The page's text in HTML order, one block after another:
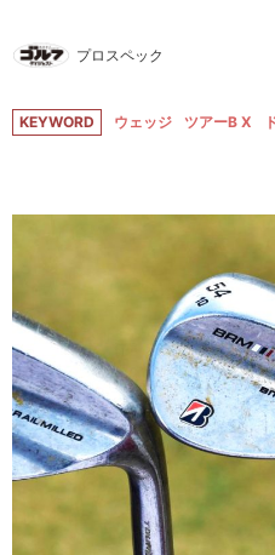
プロスペック
KEYWORD ウェッジ ツアーB X